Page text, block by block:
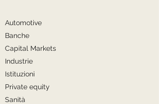
Automotive
Banche
Capital Markets
Industrie
Istituzioni
Private equity
Sanità